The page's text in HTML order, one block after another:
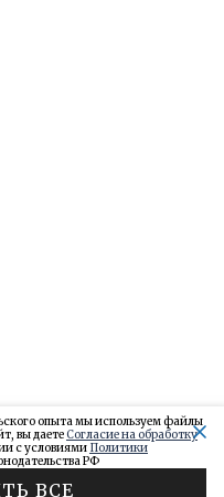
опыта мы используем файлы
вы даетеСогласие на обработку
с условиями Политики
РФ
ВСЕ